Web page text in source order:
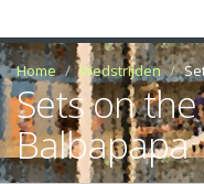
Home Wedstrijden
Sets on
Balbapapa